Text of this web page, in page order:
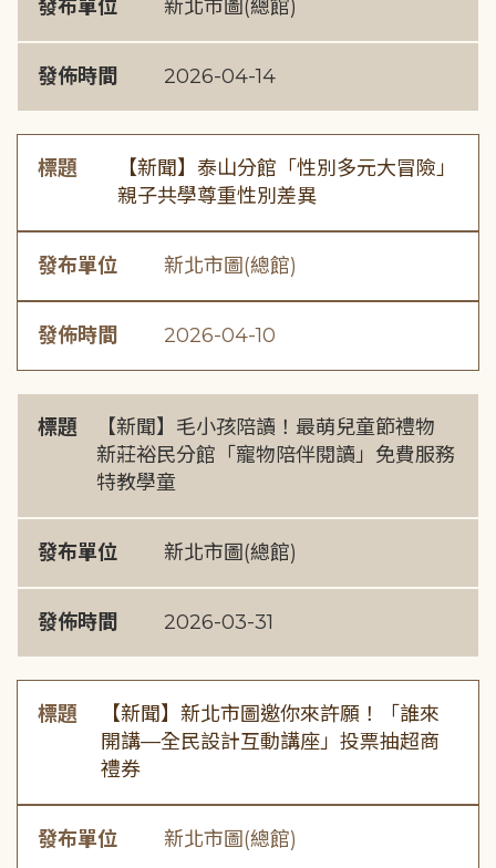
發布單位 新北市圖(總館)
發佈時間 2026-04-14
標題
【新聞】泰山分館「性別多元大冒險」
親子共學尊重性別差異
發布單位 新北市圖(總館)
發佈時間 2026-04-10
標題
【新聞】毛小孩陪讀！最萌兒童節禮物
新莊裕民分館「寵物陪伴閱讀」免費服務
特教學童
發布單位 新北市圖(總館)
發佈時間 2026-03-31
標題
【新聞】新北市圖邀你來許願！「誰來
開講—全民設計互動講座」投票抽超商
禮券
發布單位 新北市圖(總館)